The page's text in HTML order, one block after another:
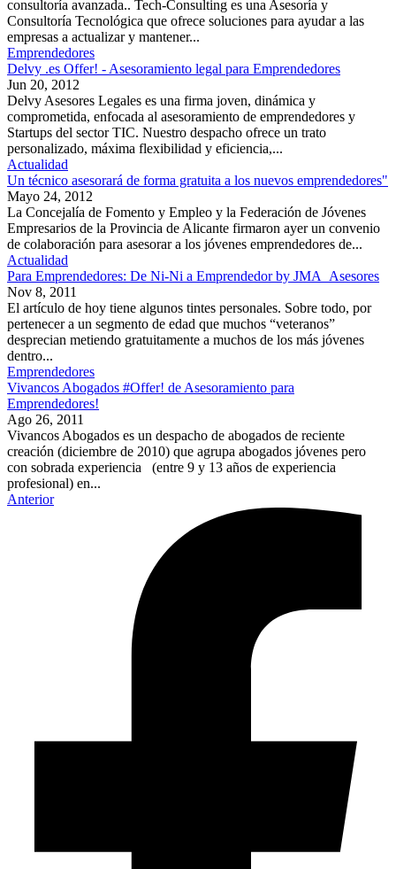
consultoría avanzada.. Tech-Consulting es una Asesoría y
Consultoría Tecnológica que ofrece soluciones para ayudar a las
empresas a actualizar y mantener...
Emprendedores
Delvy .es Offer! - Asesoramiento legal para Emprendedores
Jun 20, 2012
Delvy Asesores Legales es una firma joven, dinámica y
comprometida, enfocada al asesoramiento de emprendedores y
Startups del sector TIC. Nuestro despacho ofrece un trato
personalizado, máxima flexibilidad y eficiencia,...
Actualidad
Un técnico asesorará de forma gratuita a los nuevos emprendedores"
Mayo 24, 2012
La Concejalía de Fomento y Empleo y la Federación de Jóvenes
Empresarios de la Provincia de Alicante firmaron ayer un convenio
de colaboración para asesorar a los jóvenes emprendedores de...
Actualidad
Para Emprendedores: De Ni-Ni a Emprendedor by JMA_Asesores
Nov 8, 2011
El artículo de hoy tiene algunos tintes personales. Sobre todo, por
pertenecer a un segmento de edad que muchos “veteranos”
desprecian metiendo gratuitamente a muchos de los más jóvenes
dentro...
Emprendedores
Vivancos Abogados #Offer! de Asesoramiento para
Emprendedores!
Ago 26, 2011
Vivancos Abogados es un despacho de abogados de reciente
creación (diciembre de 2010) que agrupa abogados jóvenes pero
con sobrada experiencia (entre 9 y 13 años de experiencia
profesional) en...
Anterior